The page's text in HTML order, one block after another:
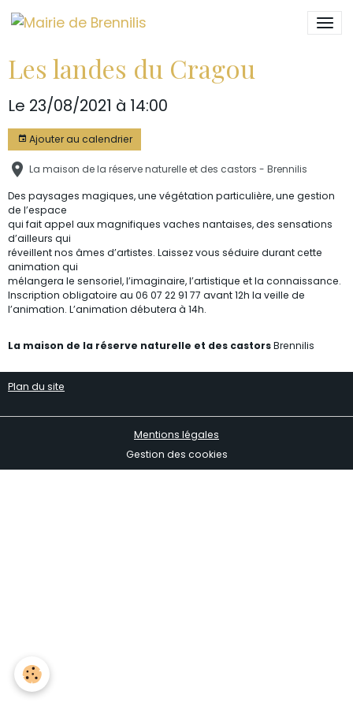
Les landes du Cragou
Le 23/08/2021 à 14:00
Ajouter au calendrier
La maison de la réserve naturelle et des castors - Brennilis
Des paysages magiques, une végétation particulière, une gestion
de l’espace
qui fait appel aux magnifiques vaches nantaises, des sensations
d’ailleurs qui
réveillent nos âmes d’artistes. Laissez vous séduire durant cette
animation qui
mélangera le sensoriel, l’imaginaire, l’artistique et la connaissance.
Inscription obligatoire au 06 07 22 91 77 avant 12h la veille de
l’animation. L’animation débutera à 14h.
La maison de la réserve naturelle et des castorsBrennilis
Plan du site
Mentions légales
Gestion des cookies